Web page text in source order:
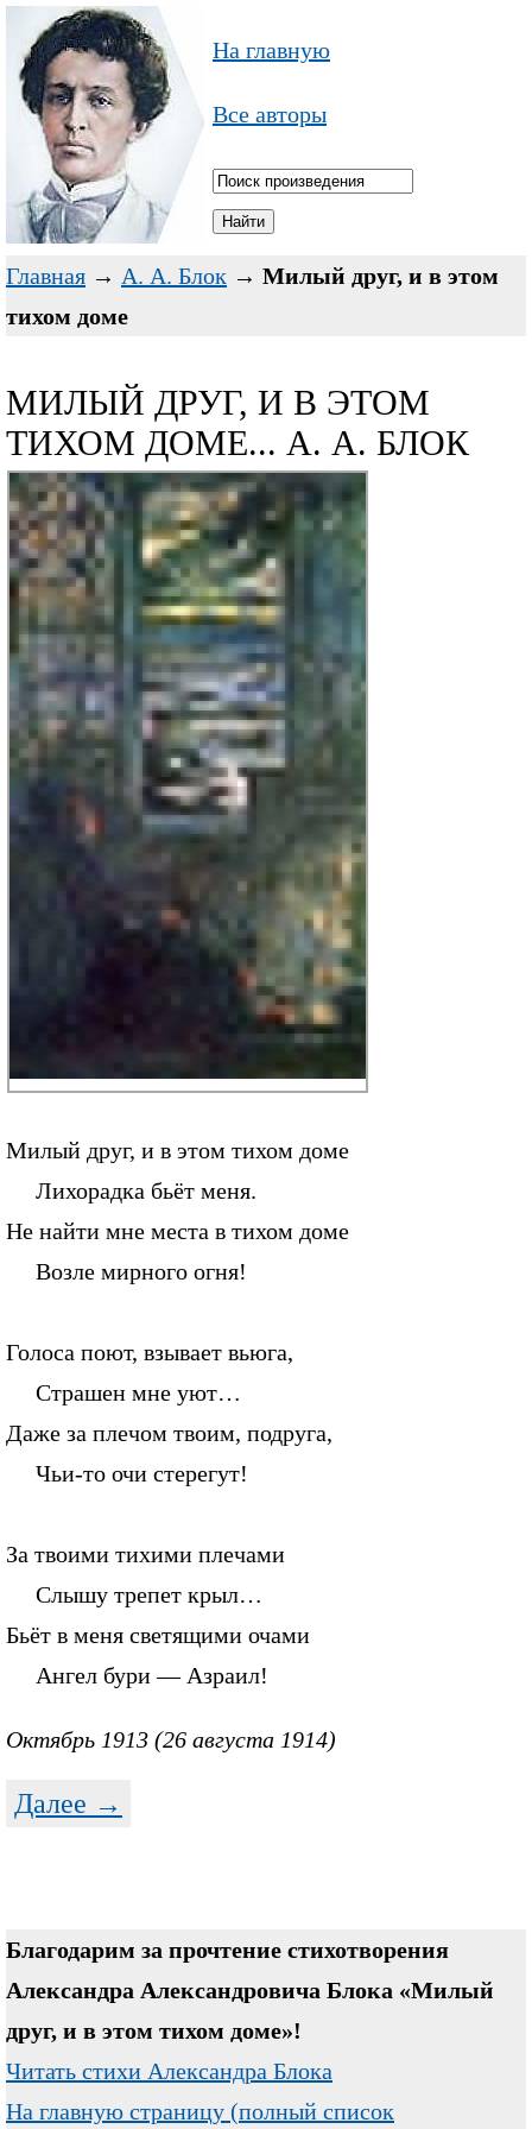
На главную
Все авторы
Главная → А. А. Блок → Милый друг, и в этом
тихом доме
МИЛЫЙ ДРУГ, И В ЭТОМ
ТИХОМ ДОМЕ... А. А. БЛОК
Милый друг, и в этом тихом доме
Лихорадка бьёт меня.
Не найти мне места в тихом доме
Возле мирного огня!
Голоса поют, взывает вьюга,
Страшен мне уют…
Даже за плечом твоим, подруга,
Чьи-то очи стерегут!
За твоими тихими плечами
Слышу трепет крыл…
Бьёт в меня светящими очами
Ангел бури — Азраил!
Октябрь 1913 (26 августа 1914)
Далее →
Благодарим за прочтение стихотворения
Александра Александровича Блока «Милый
друг, и в этом тихом доме»!
Читать стихи Александра Блока
На главную страницу (полный список